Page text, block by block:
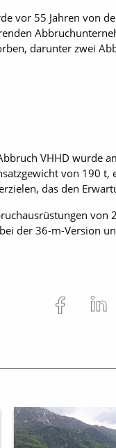
vor 55 Jahren von
darunter zwei
VHHD
von 190
das den
der 36-m-Version